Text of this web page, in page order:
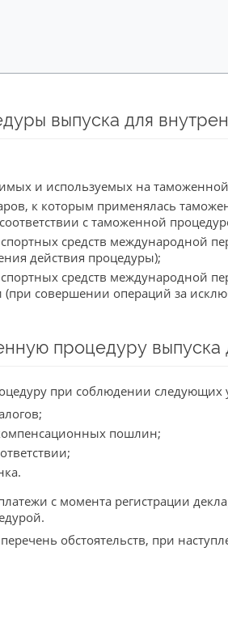
выпуска для
и используемых на
к которым применялась
с таможенной
средств международной
действия процедуры);
средств международной
совершении операций за
процедуру выпуска
при соблюдении следующих
пошлин;
с момента регистрации
обстоятельств, при